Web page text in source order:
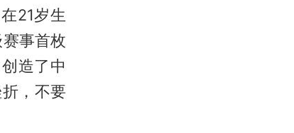
21岁生
事首枚
造了中
，不要